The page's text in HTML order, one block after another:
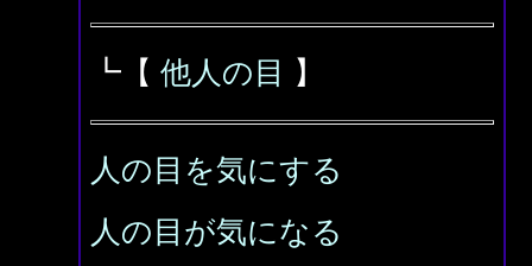
┗【 他人の目 】
人の目を気にする
人の目が気になる